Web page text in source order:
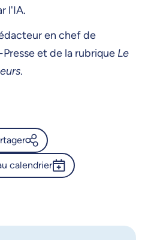
l'IA.
en chef de
et de la rubrique Le
.
de l’Université de
calendrier